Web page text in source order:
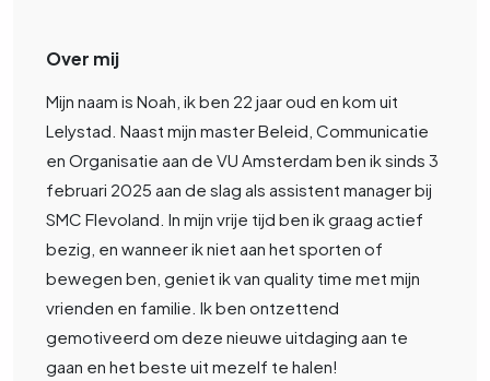
Over mij
Mijn naam is Noah, ik ben 22 jaar oud en kom uit
Lelystad. Naast mijn master Beleid, Communicatie
en Organisatie aan de VU Amsterdam ben ik sinds 3
februari 2025 aan de slag als assistent manager bij
SMC Flevoland. In mijn vrije tijd ben ik graag actief
bezig, en wanneer ik niet aan het sporten of
bewegen ben, geniet ik van quality time met mijn
vrienden en familie. Ik ben ontzettend
gemotiveerd om deze nieuwe uitdaging aan te
gaan en het beste uit mezelf te halen!